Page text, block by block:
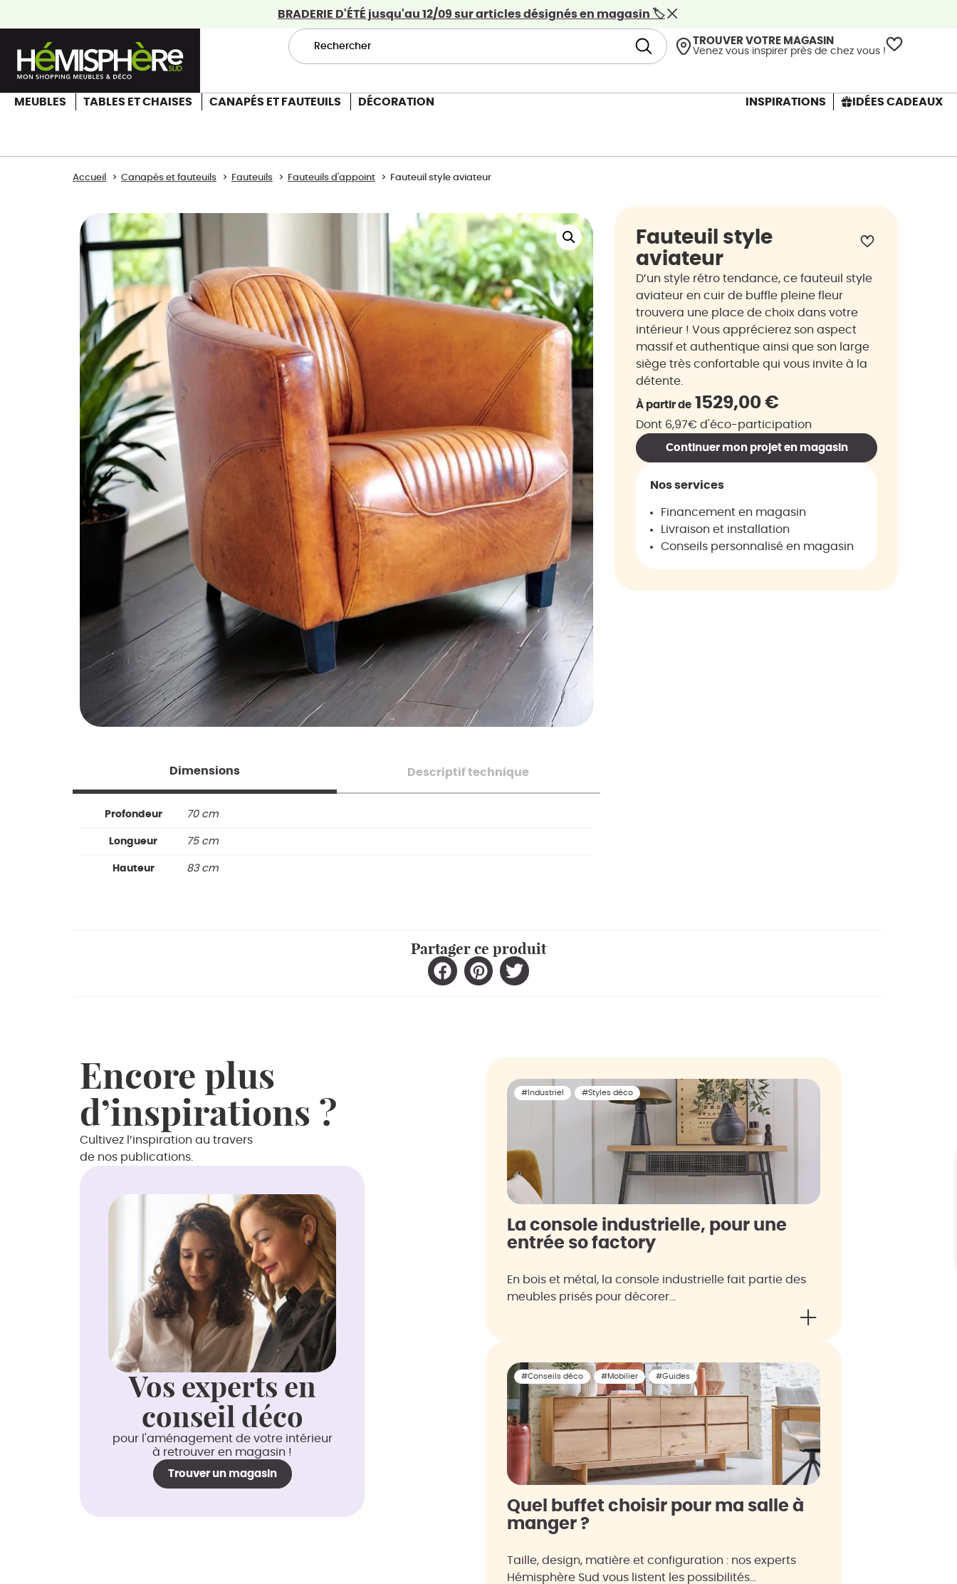
BRADERIE D'ÉTÉ jusqu'au 12/09 sur articles désignés en magasin 🏷️
TROUVER VOTRE MAGASIN
Venez vous inspirer près de chez vous !
MEUBLES TABLES ET CHAISES CANAPÉS ET FAUTEUILS DÉCORATION INSPIRATIONS IDÉES CADEAUX
Accueil Canapés et fauteuils Fauteuils Fauteuils d'appoint Fauteuil style aviateur
Fauteuil style
aviateur
D’un style rétro tendance, ce fauteuil style
aviateur en cuir de buffle pleine fleur
trouvera une place de choix dans votre
intérieur ! Vous apprécierez son aspect
massif et authentique ainsi que son large
siège très confortable qui vous invite à la
détente.
À partir de 1529,00 €
Dont 6,97€ d'éco-participation
Continuer mon projet en magasin
Nos services
Financement en magasin
Livraison et installation
Conseils personnalisé en magasin
Dimensions Descriptif technique
Profondeur 70 cm
Longueur 75 cm
Hauteur 83 cm
Partager ce produit
Encore plus
d’inspirations ?
Cultivez l’inspiration au travers
de nos publications.
Vos experts en
conseil déco
pour l'aménagement de votre intérieur
à retrouver en magasin !
Trouver un magasin
#Industriel #Styles déco
La console industrielle, pour une
entrée so factory
En bois et métal, la console industrielle fait partie des
meubles prisés pour décorer…
#Conseils déco #Mobilier #Guides
Quel buffet choisir pour ma salle à
manger ?
Taille, design, matière et configuration : nos experts
Hémisphère Sud vous listent les possibilités…